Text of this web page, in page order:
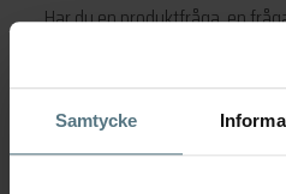
Samtycke
Har du en produktfråga, en
produkt kan användas ihop
expertsupport direkt via